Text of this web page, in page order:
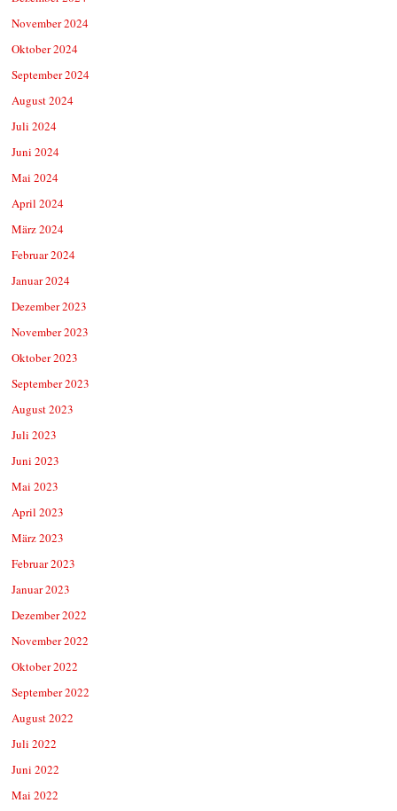
November 2024
Oktober 2024
September 2024
August 2024
Juli 2024
Juni 2024
Mai 2024
April 2024
März 2024
Februar 2024
Januar 2024
Dezember 2023
November 2023
Oktober 2023
September 2023
August 2023
Juli 2023
Juni 2023
Mai 2023
April 2023
März 2023
Februar 2023
Januar 2023
Dezember 2022
November 2022
Oktober 2022
September 2022
August 2022
Juli 2022
Juni 2022
Mai 2022